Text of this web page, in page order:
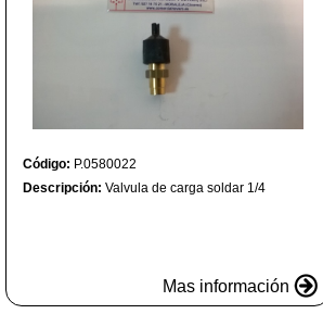
Código: P.0580022
Descripción: Valvula de carga soldar 1/4
Mas información